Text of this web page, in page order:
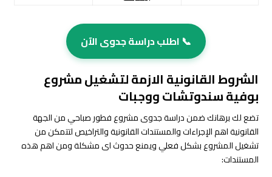
📞 اطلب دراسة جدوى الآن
الشروط القانونية الازمة لتشغيل مشروع
بوفية سندوتشات ووجبات
تضع لك برهانك ضمن دراسة جدوى مشروع فطور صباحي من الجهة
القانونية اهم الإجراءات والمستندات القانونية والتراخيص لتتمكن من
تشغيل المشروع بشكل فعلي ويمنع حدوث اى مشكلة ومن اهم هذه
المستندات: